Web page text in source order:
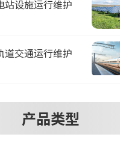
站设施运行维护
道交通运行维护
产品类型